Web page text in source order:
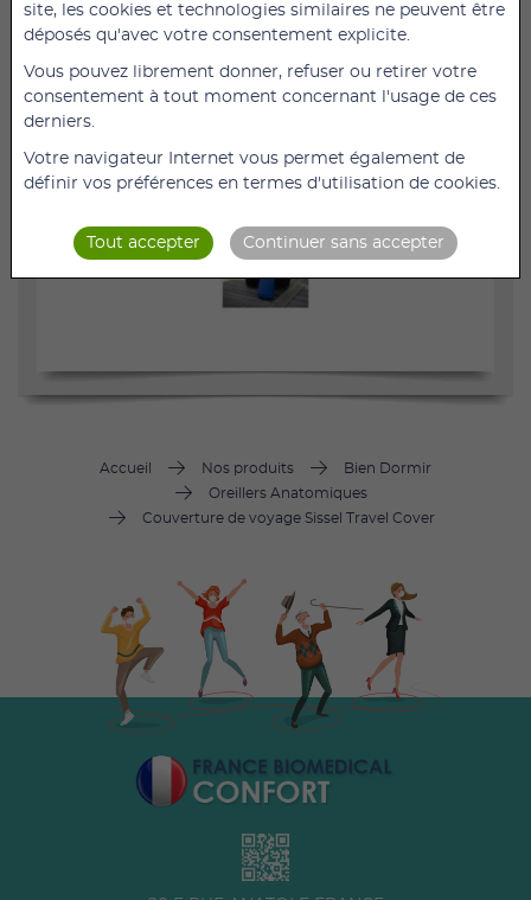
et SISSEL SOFT PLUS.
Accueil Nos produits
Bien Dormir
Oreillers Anatomiques
Couverture de voyage Sissel Travel Cover
site, les cookies et technologies similaires ne peuvent être
déposés qu'avec votre consentement explicite.
Vous pouvez librement donner, refuser ou retirer votre
consentement à tout moment concernant l'usage de ces
derniers.
Votre navigateur Internet vous permet également de
définir vos préférences en termes d'utilisation de cookies.
Tout accepter Continuer sans accepter